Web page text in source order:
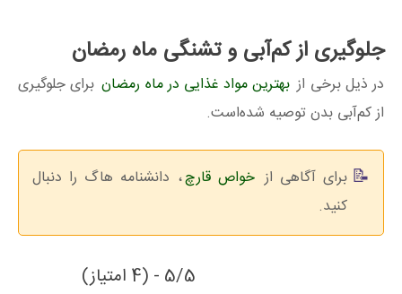
جلوگیری از کم‌آبی و تشنگی ماه رمضان
در ذیل برخی از بهترین مواد غذایی در ماه رمضان برای جلوگیری
از کم‌آبی بدن توصیه شده‌است.
برای آگاهی از خواص قارچ، دانشنامه هاگ را دنبال
کنید.
5/5 - (4 امتیاز)